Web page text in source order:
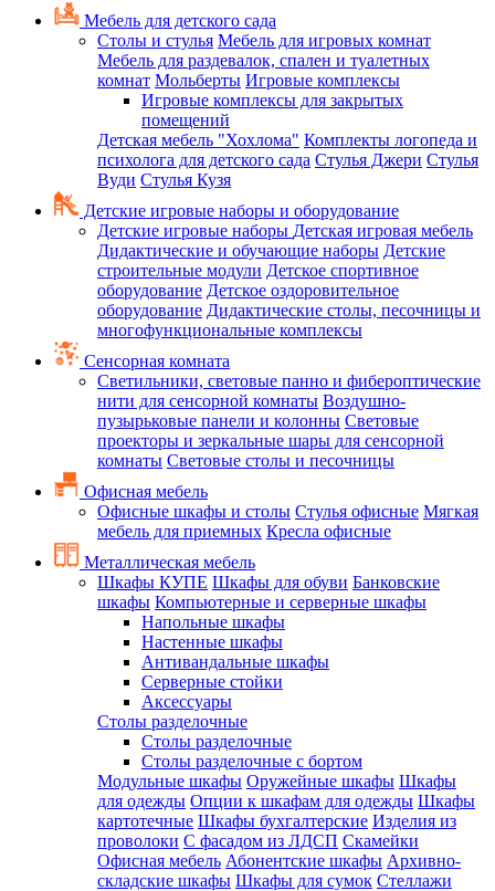
Мебель для детского сада
Столы и стулья Мебель для игровых комнат
Мебель для раздевалок, спален и туалетных
комнат Мольберты Игровые комплексы
Игровые комплексы для закрытых
помещений
Детская мебель "Хохлома" Комплекты логопеда и
психолога для детского сада Стулья Джери Стулья
Вуди Стулья Кузя
Детские игровые наборы и оборудование
Детские игровые наборы Детская игровая мебель
Дидактические и обучающие наборы Детские
строительные модули Детское спортивное
оборудование Детское оздоровительное
оборудование Дидактические столы, песочницы и
многофункциональные комплексы
Сенсорная комната
Светильники, световые панно и фибероптические
нити для сенсорной комнаты Воздушно-
пузырьковые панели и колонны Световые
проекторы и зеркальные шары для сенсорной
комнаты Световые столы и песочницы
Офисная мебель
Офисные шкафы и столы Стулья офисные Мягкая
мебель для приемных Кресла офисные
Металлическая мебель
Шкафы КУПЕ Шкафы для обуви Банковские
шкафы Компьютерные и серверные шкафы
Напольные шкафы
Настенные шкафы
Антивандальные шкафы
Серверные стойки
Аксессуары
Столы разделочные
Столы разделочные
Столы разделочные с бортом
Модульные шкафы Оружейные шкафы Шкафы
для одежды Опции к шкафам для одежды Шкафы
картотечные Шкафы бухгалтерские Изделия из
проволоки С фасадом из ЛДСП Скамейки
Офисная мебель Абонентские шкафы Архивно-
складские шкафы Шкафы для сумок Стеллажи